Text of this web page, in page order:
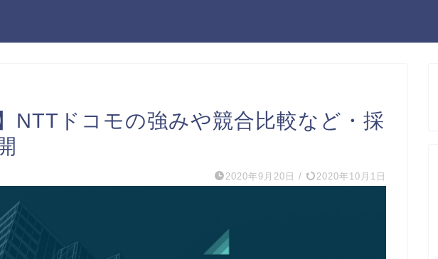
NTTドコモの強みや競合比較など・採
2020年9月20日 / 2020年10月1日